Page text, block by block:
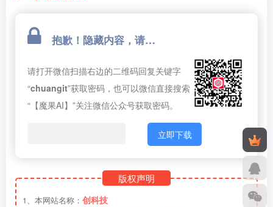
抱歉！隐藏内容，请关注微信公众号回复关键词获取密码！！
请打开微信扫描右边的二维码回复关键字
“chuangit”获取密码，也可以微信直接搜索
“【魔果AI】”关注微信公众号获取密码。
立即下载
版权声明
1、本网站名称： 创科技